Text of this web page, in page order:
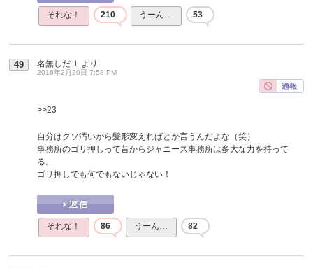
それな！ 210 うーん… 53
49 名無しだＪ より
2016年2月20日 7:58 PM
>>23
自分はクソ汚いから髪形変えればとか言うんだよな（笑）
事務所のゴリ押しって昔からジャニーズ事務所は多大な力を持って
る。
ゴリ押しでも何でもないじゃない！
それな！ 86 うーん… 82